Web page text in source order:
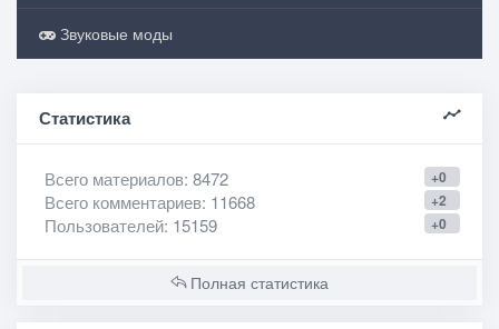
Звуковые моды
Статистика
+0
Всего материалов: 8472
+2
Всего комментариев: 11668
+0
Пользователей: 15159
Полная статистика